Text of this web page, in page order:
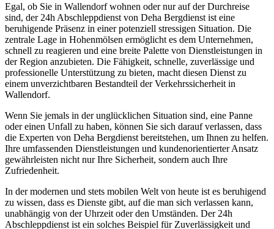
Egal, ob Sie in Wallendorf wohnen oder nur auf der Durchreise
sind, der 24h Abschleppdienst von Deha Bergdienst ist eine
beruhigende Präsenz in einer potenziell stressigen Situation. Die
zentrale Lage in Hohenmölsen ermöglicht es dem Unternehmen,
schnell zu reagieren und eine breite Palette von Dienstleistungen in
der Region anzubieten. Die Fähigkeit, schnelle, zuverlässige und
professionelle Unterstützung zu bieten, macht diesen Dienst zu
einem unverzichtbaren Bestandteil der Verkehrssicherheit in
Wallendorf.
Wenn Sie jemals in der unglücklichen Situation sind, eine Panne
oder einen Unfall zu haben, können Sie sich darauf verlassen, dass
die Experten von Deha Bergdienst bereitstehen, um Ihnen zu helfen.
Ihre umfassenden Dienstleistungen und kundenorientierter Ansatz
gewährleisten nicht nur Ihre Sicherheit, sondern auch Ihre
Zufriedenheit.
In der modernen und stets mobilen Welt von heute ist es beruhigend
zu wissen, dass es Dienste gibt, auf die man sich verlassen kann,
unabhängig von der Uhrzeit oder den Umständen. Der 24h
Abschleppdienst ist ein solches Beispiel für Zuverlässigkeit und